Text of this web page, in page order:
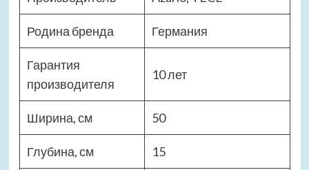
Родина бренда Германия
Гарантия
производителя
10 лет
Ширина, см 50
Глубина, см 15